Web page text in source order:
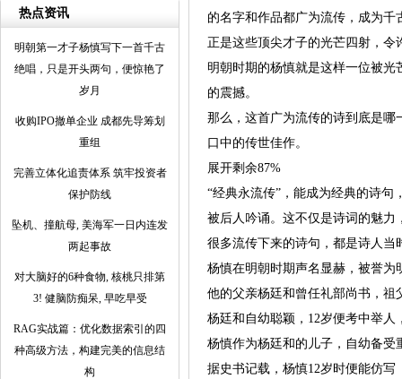
热点资讯
明朝第一才子杨慎写下一首千古
绝唱，只是开头两句，便惊艳了
岁月
收购IPO撤单企业 成都先导筹划
重组
完善立体化追责体系 筑牢投资者
保护防线
坠机、撞航母, 美海军一日内连发
两起事故
对大脑好的6种食物, 核桃只排第
3! 健脑防痴呆, 早吃早受
RAG实战篇：优化数据索引的四
种高级方法，构建完美的信息结
构
的名字和作品都广为流传，成为千
正是这些顶尖才子的光芒四射，
明朝时期的杨慎就是这样一位被
的震撼。
那么，这首广为流传的诗到底是
口中的传世佳作。
展开剩余87%
“经典永流传”，能成为经典的诗
被后人吟诵。这不仅是诗词的魅
很多流传下来的诗句，都是诗人
杨慎在明朝时期声名显赫，被誉
他的父亲杨廷和曾任礼部尚书，
杨廷和自幼聪颖，12岁便考中举人
杨慎作为杨廷和的儿子，自幼备
据史书记载，杨慎12岁时便能仿